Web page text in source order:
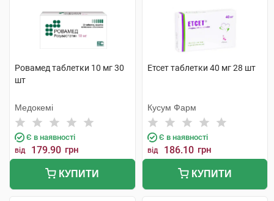
Ровамед таблетки 10 мг 30
шт
Медокемі
Є в наявності
від 179.90 грн
КУПИТИ
Етсет таблетки 40 мг 28 шт
Кусум Фарм
Є в наявності
від 186.10 грн
КУПИТИ